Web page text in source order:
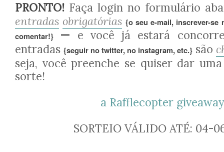
PRONTO! Faça login no formulário
entradas obrigatórias {o seu e-mail, inscrever-
comentar!}
— e você já estará
entradas {seguir no twitter, no instagram, etc.} são
seja, você preenche se quiser dar
sorte!
a Rafflecopter giveaway
SORTEIO VÁLIDO ATÉ: 04-